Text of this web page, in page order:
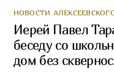
НОВОСТИ
Иерей Павел
беседу со
дом без